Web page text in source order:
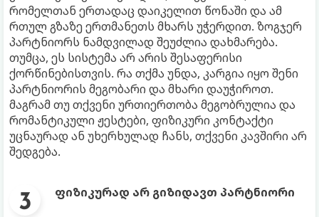
რომელთან ერთადაც დაიკელით წონაში და ამ
რთულ გზაზე ერთმანეთს მხარს უჭერდით. ზოგჯერ
პარტნიორს ნამდვილად შეუძლია დახმარება.
თუმცა, ეს სისტემა არ არის შესაფერისი
ქორწინებისთვის. რა თქმა უნდა, კარგია იყო შენი
პარტნიორის მეგობარი და მხარი დაუჭიროთ.
მაგრამ თუ თქვენი ურთიერთობა მეგობრულია და
რომანტიკული ჟესტები, ფიზიკური კონტაქტი
უცნაურად ან უხერხულად ჩანს, თქვენი კავშირი არ
შედგება.
ფიზიკურად არ გიზიდავთ პარტნიორი